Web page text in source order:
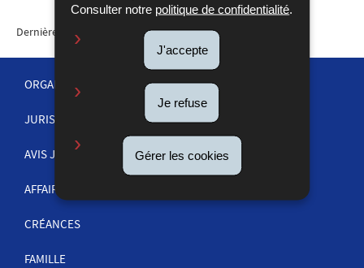
Consulter notre politique de confidentialité.
J'accepte
Je refuse
Gérer les cookies
Dernière mise à jour 18/07/2025
MENU
DE
NAVIGATION
ORGANISATION DE LA JUSTICE
JURISPRUDENCE
AVIS JUDICIAIRES
AFFAIRES PÉNALES
CRÉANCES
FAMILLE